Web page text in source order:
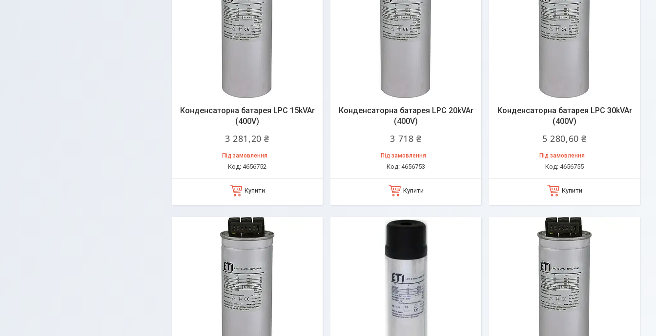
Конденсаторна батарея LPC 15kVAr
(400V)
3 281,20 ₴
Під замовлення
4656752
Купити
Конденсаторна батарея LPC 20kVAr
(400V)
3 718 ₴
Під замовлення
4656753
Купити
Конденсаторна батарея LPC 30kVAr
(400V)
5 280,60 ₴
Під замовлення
4656755
Купити